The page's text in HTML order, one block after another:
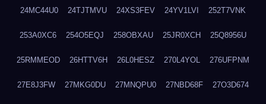
24MC44U0 24TJTMVU 24XS3FEV 24YV1LVI 252T7VNK
253A0XC6 254O5EQJ 258OBXAU 25JR0XCH 25Q8956U
25RMMEOD 26HTTV6H 26L0HESZ 270L4YOL 276UFPNM
27E8J3FW 27MKG0DU 27MNQPU0 27NBD68F 27O3D674